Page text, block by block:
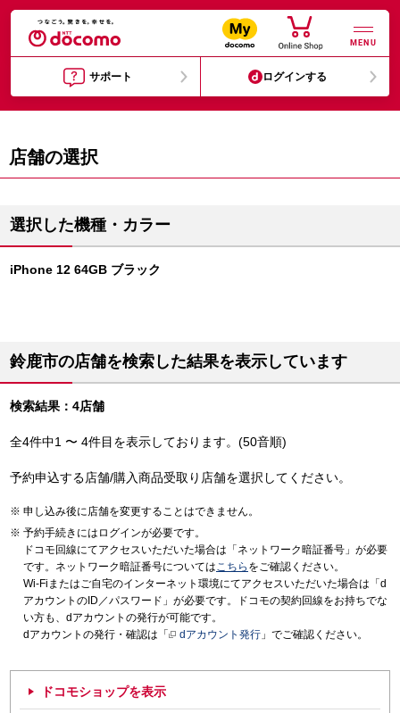
MENU
サポート ログインする
店舗の選択
選択した機種・カラー
iPhone 12 64GB ブラック
鈴鹿市の店舗を検索した結果を表示しています
検索結果：4店舗
全4件中1 〜 4件目を表示しております。(50音順)
予約申込する店舗/購入商品受取り店舗を選択してください。
申し込み後に店舗を変更することはできません。
予約手続きにはログインが必要です。
ドコモ回線にてアクセスいただいた場合は「ネットワーク暗証番号」が必要
です。ネットワーク暗証番号についてはこちら をご確認ください。
Wi-Fiまたはご自宅のインターネット環境にてアクセスいただいた場合は「d
アカウントのID／パスワード」が必要です。ドコモの契約回線をお持ちでな
い方も、dアカウントの発行が可能です。
dアカウントの発行・確認は「
dアカウント発行 」でご確認ください。
ドコモショップを表示